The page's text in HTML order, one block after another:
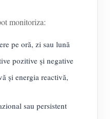
monitoriza:
pe oră, zi sau lună
pozitive și negative
și energia reactivă,
sau persistent